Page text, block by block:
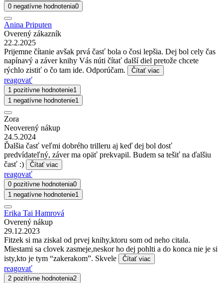
0 negatívne hodnotenia0
Anina Priputen
Overený zákazník
22.2.2025
Prijemne čítanie avšak prvá časť bola o čosi lepšia. Dej bol cely čas
napínavý a záver knihy Vás núti čítať další diel pretože chcete
rýchlo zistiť o čo tam ide. Odporúčam.
Čítať viac
reagovať
1 pozitívne hodnotenie1
1 negatívne hodnotenie1
Zora
Neoverený nákup
24.5.2024
Ďalšia časť veľmi dobrého trilleru aj keď dej bol dosť
predvídateľný, záver ma opäť prekvapil. Budem sa tešiť na ďalšiu
časť :)
Čítať viac
reagovať
0 pozitívne hodnotenia0
1 negatívne hodnotenie1
Erika Tai Hamrová
Overený nákup
29.12.2023
Fitzek si ma ziskal od prvej knihy,ktoru som od neho citala.
Miestami sa clovek zasmeje,neskor ho dej pohlti a do konca nie je si
isty,kto je tym “zakerakom”. Skvele
Čítať viac
reagovať
2 pozitívne hodnotenia2